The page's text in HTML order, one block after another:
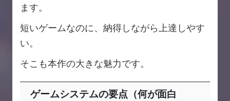
ます。
短いゲームなのに、納得しながら上達しやす
い。
そこも本作の大きな魅力です。
ゲームシステムの要点（何が面白